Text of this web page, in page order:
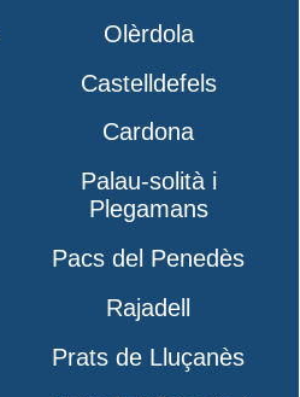
Olèrdola
Castelldefels
Cardona
Palau-solità i
Plegamans
Pacs del Penedès
Rajadell
Prats de Lluçanès